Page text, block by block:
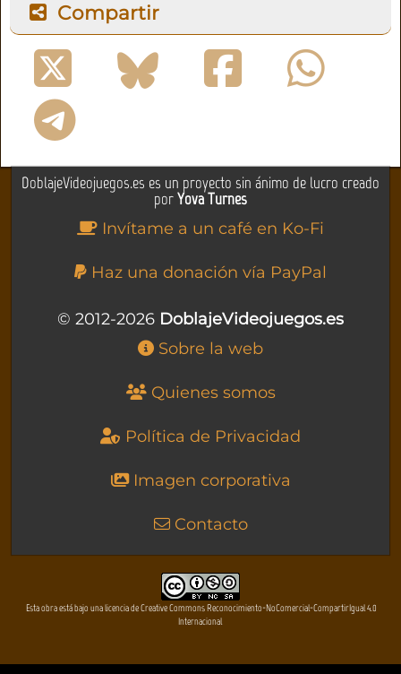
Compartir
DoblajeVideojuegos.es es un proyecto sin ánimo de lucro creado
porYova Turnes
Invítame a un café en Ko-Fi
Haz una donación vía PayPal
© 2012-2026 DoblajeVideojuegos.es
Sobre la web
Quienes somos
Política de Privacidad
Imagen corporativa
Contacto
Esta obra está bajo una licencia de Creative Commons Reconocimiento-NoComercial-CompartirIgual 4.0
Internacional